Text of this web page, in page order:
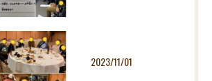
2023/11/01